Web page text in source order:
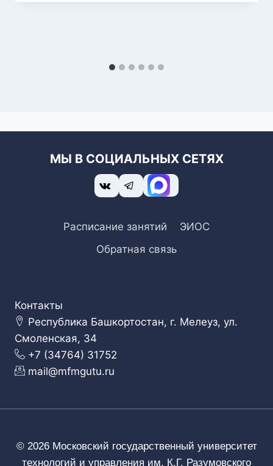
МЫ В СОЦИАЛЬНЫХ СЕТЯХ
Расписание занятий
ЭИОС
Обратная связь
Контакты
Республика Башкортостан, г. Мелеуз, ул.
Смоленская, 34
+7 (34764) 31752
mail@mfmgutu.ru
© 2026 Московский государственный университет
технологий и управления им. К.Г. Разумовского